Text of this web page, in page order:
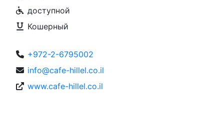
доступной
Кошерный
+972-2-6795002
info@cafe-hillel.co.il
www.cafe-hillel.co.il